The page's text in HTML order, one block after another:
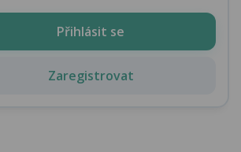
Přihlásit se
Zaregistrovat